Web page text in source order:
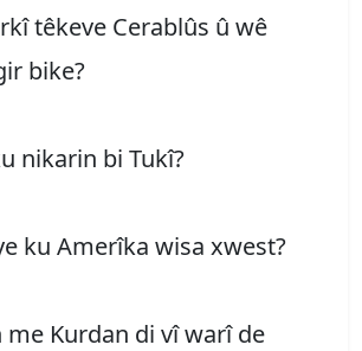
têkeve Cerablûs û wê
bike?
nikarin bi Tukî?
ku Amerîka wisa xwest?
me Kurdan di vî warî de